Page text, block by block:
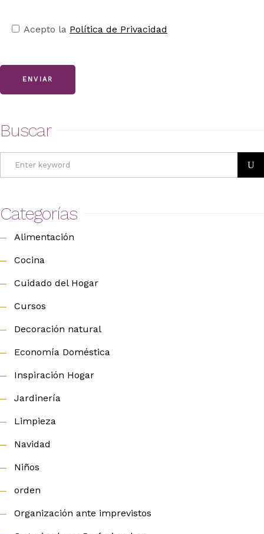
Acepto la Política de Privacidad
ENVIAR
Buscar
Search
for:
Categorías
Alimentación
Cocina
Cuidado del Hogar
Cursos
Decoración natural
Economía Doméstica
Inspiración Hogar
Jardinería
Limpieza
Navidad
Niños
orden
Organización ante imprevistos